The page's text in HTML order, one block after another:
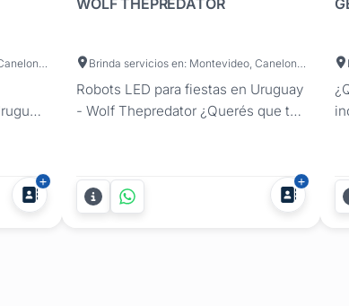
Robots LED para fiestas en Uruguay
- Wolf Thepredator ¿Querés que tu
común? Wolf Thepredator ofrece un
show de robots LED Depredadores
para fiestas que combinan